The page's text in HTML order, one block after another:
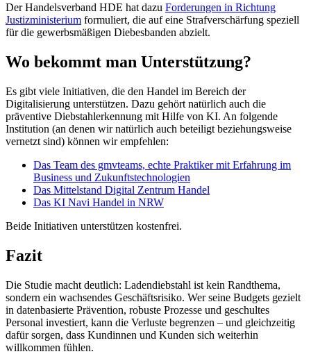
Der Handelsverband HDE hat dazu Forderungen in Richtung
Justizministerium formuliert, die auf eine Strafverschärfung speziell
für die gewerbsmäßigen Diebesbanden abzielt.
Wo bekommt man Unterstützung?
Es gibt viele Initiativen, die den Handel im Bereich der
Digitalisierung unterstützen. Dazu gehört natürlich auch die
präventive Diebstahlerkennung mit Hilfe von KI. An folgende
Institution (an denen wir natürlich auch beteiligt beziehungsweise
vernetzt sind) können wir empfehlen:
Das Team des gmvteams, echte Praktiker mit Erfahrung im
Business und Zukunftstechnologien
Das Mittelstand Digital Zentrum Handel
Das KI Navi Handel in NRW
Beide Initiativen unterstützen kostenfrei.
Fazit
Die Studie macht deutlich: Ladendiebstahl ist kein Randthema,
sondern ein wachsendes Geschäftsrisiko. Wer seine Budgets gezielt
in datenbasierte Prävention, robuste Prozesse und geschultes
Personal investiert, kann die Verluste begrenzen – und gleichzeitig
dafür sorgen, dass Kundinnen und Kunden sich weiterhin
willkommen fühlen.